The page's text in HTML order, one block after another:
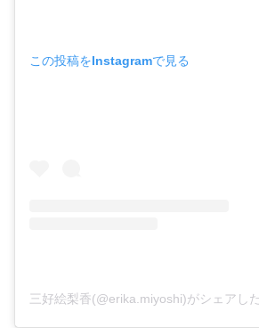
この投稿をInstagramで見る
三好絵梨香(@erika.miyoshi)がシェアし